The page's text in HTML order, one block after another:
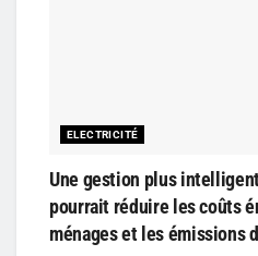
ELECTRICITÉ
Une gestion plus
pourrait réduire les coûts
ménages et les émissions